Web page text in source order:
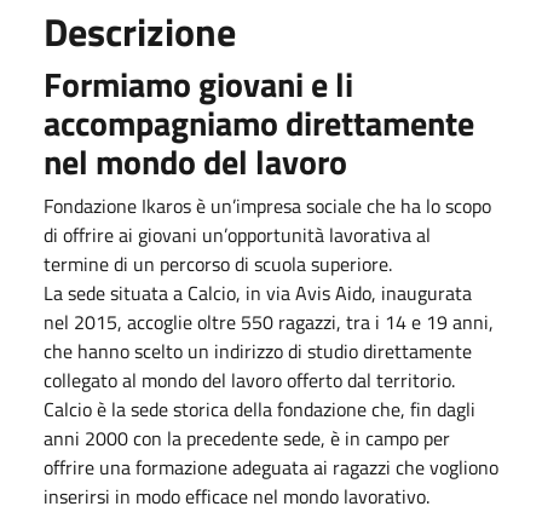
Descrizione
Formiamo giovani e li
accompagniamo direttamente
nel mondo del lavoro
Fondazione Ikaros è un’impresa sociale che ha lo scopo
di offrire ai giovani un’opportunità lavorativa al
termine di un percorso di scuola superiore.
La sede situata a Calcio, in via Avis Aido, inaugurata
nel 2015, accoglie oltre 550 ragazzi, tra i 14 e 19 anni,
che hanno scelto un indirizzo di studio direttamente
collegato al mondo del lavoro offerto dal territorio.
Calcio è la sede storica della fondazione che, fin dagli
anni 2000 con la precedente sede, è in campo per
offrire una formazione adeguata ai ragazzi che vogliono
inserirsi in modo efficace nel mondo lavorativo.